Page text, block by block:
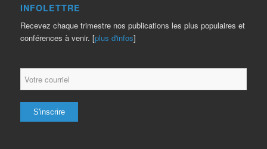
INFOLETTRE
Recevez chaque trimestre nos publications les plus populaires et
conférences à venir. [plus d'infos]